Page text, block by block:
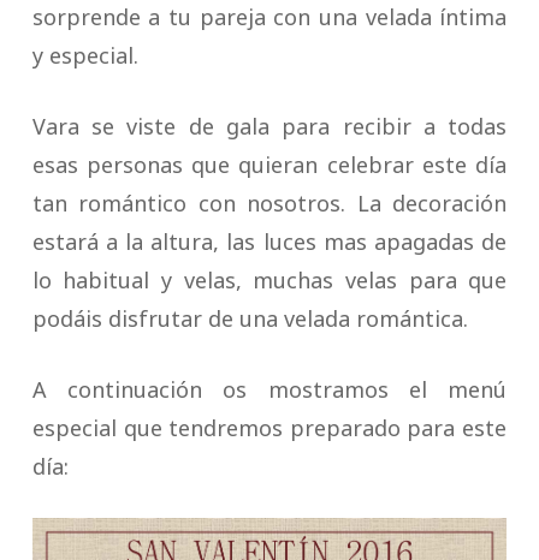
sorprende a tu pareja con una velada íntima
y especial.
Vara se viste de gala para recibir a todas
esas personas que quieran celebrar este día
tan romántico con nosotros. La decoración
estará a la altura, las luces mas apagadas de
lo habitual y velas, muchas velas para que
podáis disfrutar de una velada romántica.
A continuación os mostramos el menú
especial que tendremos preparado para este
día: